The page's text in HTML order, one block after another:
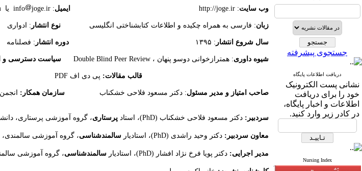
جستجوی پیشرفته
دریافت اطلاعات پایگاه
نشانی پست الکترونیک
خود را برای دریافت
اطلاعات و اخبار پایگاه،
در کادر زیر وارد کنید.
Nursing Index
وب سایت: http://joge.ir ایمیل: info joge.ir یا j.gerontology
زبان: فارسی به همراه چکیده و اطلاعات کتابشناختی انگلیسی نوع انتشار : ادواری
سال شروع انتشار : ۱۳۹۵ دوره انتشار : فصلنامه
شیوه داوری: همترازخوانی دوسو پنهان ، Double Blind Peer Review سیاست دسترسی و
قالب مقالات: پی دی اف PDF
صاحب امتیاز و مدیر مسئول: دکتر مسعود فلاحی خشکناب سازمان همکار:
سردبیر: دکتر مسعود فلاحی خشکناب (PhD)، استاد پرستاری، گروه آموزشی پرستاری،
معاون سردبیر: دکتر وحید راشدی (PhD)، استادیار سالمندشناسی، گروه آموزشی سالمندی،
مدیر اجرایی: دکتر پویا فرخ نژاد افشار (PhD)، استادیار سالمندشناسی، گروه آموزشی